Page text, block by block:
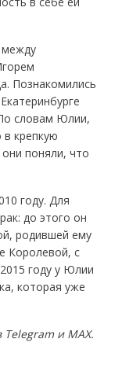
между
Познакомились
словам Юлии,
крепкую
поняли, что
году. Для
до этого он
родившей ему
Королевой, с
году у Юлии
которая уже
и MAX.